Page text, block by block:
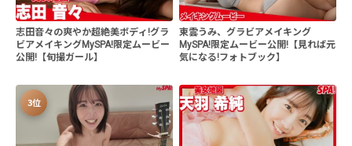
志田音々の爽やか超絶美ボディ!グラ
ビアメイキングMySPA!限定ムービー
公開!【旬撮ガール】
東雲うみ、グラビアメイキング
MySPA!限定ムービー公開!【見れば元
気になる!フォトブック】
3位